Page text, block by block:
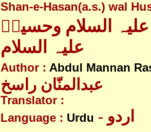
Shan-e-Hasan(a.s.) wal
السلام وحسینؑ
علیہ السلام
Author : Abdul Mannan
عبدالمنّان راسخ
Translator :
Language : Urdu - اردو